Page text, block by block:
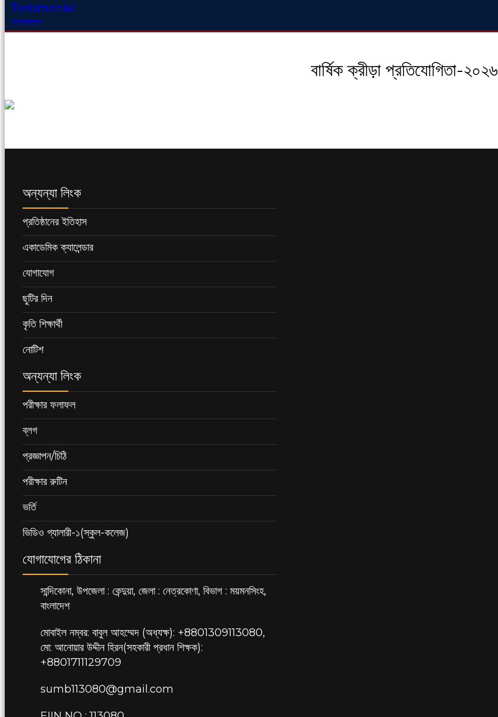
Testimonial
যোগাযোগ
বার্ষিক ক্রীড়া প্রতিযোগিতা-২০২৬
অন্যন্যা লিংক
প্রতিষ্ঠানের ইতিহাস
একাডেমিক ক্যালেন্ডার
যোগাযোগ
ছুটির দিন
কৃতি শিক্ষার্থী
নোটিশ
অন্যন্যা লিংক
পরীক্ষার ফলাফল
ব্লগ
প্রজ্ঞাপন/চিঠি
পরীক্ষার রুটিন
ভর্তি
ভিডিও গ্যালারী-১(স্কুল-কলেজ)
যোগাযোগের ঠিকানা
সান্দিকোনা, উপজেলা : কেন্দুয়া, জেলা : নেত্রকোণা, বিভাগ : ময়মনসিংহ,
বাংলাদেশ
মোবাইল নম্বর: বাবুল আহম্মেদ (অধ্যক্ষ): +8801309113080,
মো: আনোয়ার উদ্দীন হিরন(সহকারী প্রধান শিক্ষক):
+8801711129709
sumb113080@gmail.com